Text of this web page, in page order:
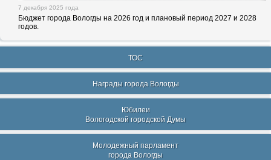
7 декабря 2025 года
Бюджет города Вологды на 2026 год и плановый период 2027 и 2028
годов.
ТОС
Награды города Вологды
Юбилеи
Вологодской городской Думы
Молодежный парламент
города Вологды